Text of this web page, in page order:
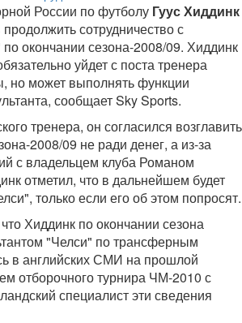
России по футболу Гуус Хиддинк
сотрудничество с
окончании сезона-2008/09. Хиддинк
уйдет с поста тренера
но может выполнять функции
сообщает Sky Sports.
тренера, он согласился возглавить
2008/09 не ради денег, а из-за
с владельцем клуба Романом
отметил, что в дальнейшем будет
только если его об этом попросят.
Хиддинк по окончании сезона
"Челси" по трансферным
в английских СМИ на прошлой
отборочного турнира ЧМ-2010 с
специалист эти сведения